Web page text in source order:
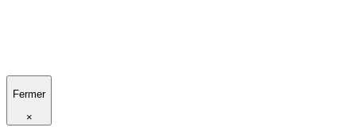
Fermer
×